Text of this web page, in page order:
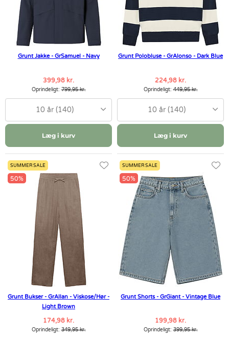
Grunt Jakke - GrSamuel - Navy
399,98 kr.
Oprindeligt:799,95 kr.
10 år (140)
Læg i kurv
Grunt Polobluse - GrAlonso - Dark Blue
224,98 kr.
Oprindeligt:449,95 kr.
10 år (140)
Læg i kurv
SUMMER SALE
50%
Grunt Bukser - GrAllan - Viskose/Hør -
Light Brown
174,98 kr.
Oprindeligt:349,95 kr.
SUMMER SALE
50%
Grunt Shorts - GrGiant - Vintage Blue
199,98 kr.
Oprindeligt:399,95 kr.